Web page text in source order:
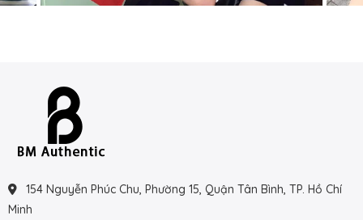
154 Nguyễn Phúc Chu, Phường 15, Quận Tân Bình, TP. Hồ Chí
Minh